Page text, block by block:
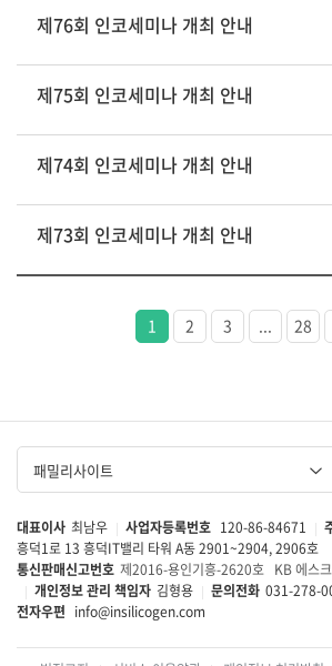
제76회 인코세미나 개최 안내
제75회 인코세미나 개최 안내
제74회 인코세미나 개최 안내
제73회 인코세미나 개최 안내
1 2 3 ... 28
대표이사 최남우 사업자등록번호 120-86-84671
흥덕1로 13 흥덕IT밸리 타워 A동 2901~2904, 2906호
통신판매신고번호 제2016-용인기흥-2620호 KB 에스
개인정보 관리 책임자 김형용 문의전화 031-278-
전자우편 info@insilicogen.com
패밀리사이트